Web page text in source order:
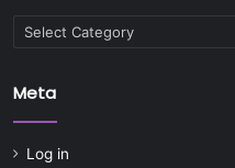
Categories
Meta
Log in